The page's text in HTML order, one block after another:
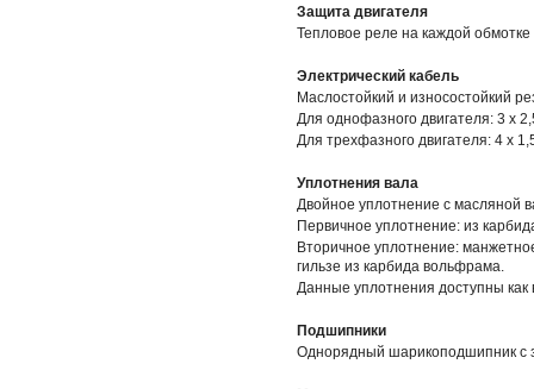
Защита двигателя
Тепловое реле на каждой
Электрический кабель
Маслостойкий и износостойкий
Для однофазного двигателя: 3 х
Для трехфазного двигателя: 4 х
Уплотнения вала
Двойное уплотнение с масляной
Первичное уплотнение: из
Вторичное уплотнение:
гильзе из карбида вольфрама.
Данные уплотнения доступны как
Подшипники
Однорядный шарикоподшипник с